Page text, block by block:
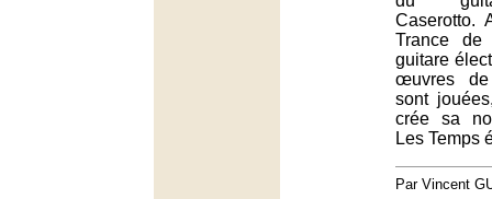
Caserotto.
Trance de
guitare
œuvres de
sont
crée sa
Les Temps
Par Vincent